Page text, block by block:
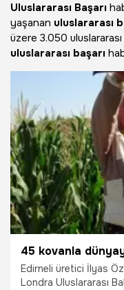
Uluslararası Başarı
yaşanan uluslararası
üzere 3.050
uluslararası başarı
Edirneli üretici İlyas
Londra Uluslararası